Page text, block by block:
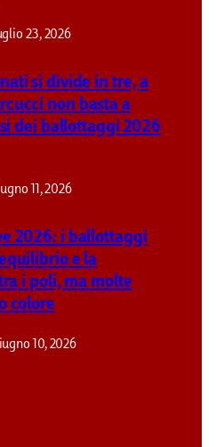
23, 2026
si divide in tre, a
non basta a
dei ballottaggi 2026
11, 2026
2026: i ballottaggi
e la
i poli, ma molte
colore
10, 2026